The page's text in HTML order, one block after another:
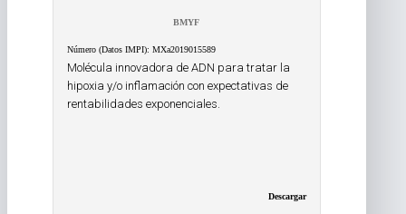
BMYF
Número (Datos IMPI): MXa2019015589
Molécula innovadora de ADN para tratar la
hipoxia y/o inflamación con expectativas de
rentabilidades exponenciales.
Descargar